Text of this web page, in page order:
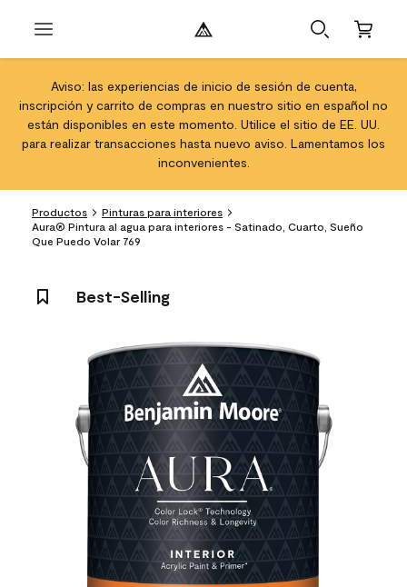
Aviso: las experiencias de inicio de sesión de cuenta,
inscripción y carrito de compras en nuestro sitio en español no
están disponibles en este momento. Utilice el sitio de EE. UU.
para realizar transacciones hasta nuevo aviso. Lamentamos los
inconvenientes.
Productos
Pinturas para interiores
Aura® Pintura al agua para interiores - Satinado, Cuarto, Sueño
Que Puedo Volar 769
Best-Selling